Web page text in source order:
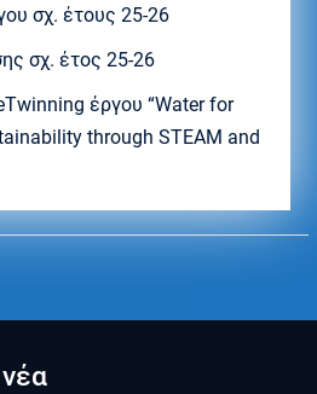
σχ. έτους 25-26
σχ. έτος 25-26
έργου “Water for
through STEAM and